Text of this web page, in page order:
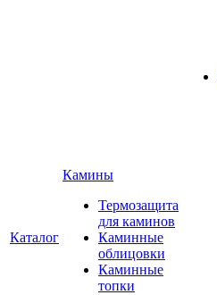
Каталог
Камины
Термозащита
для каминов
Каминные
облицовки
Каминные
топки